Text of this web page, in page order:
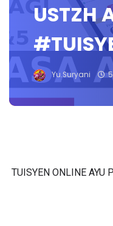
USTZH
Yu.Suryani
TUISYEN ONLINE AYU